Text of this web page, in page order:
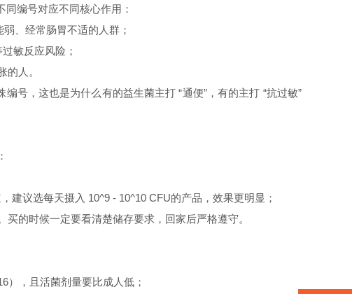
同编号对应不同核心作用：
、经常肠胃不适的人群；
敏反应风险；
人。
号，这也是为什么有的益生菌主打 “通便”，有的主打 “抗过敏”
建议选每天摄入 10^9 - 10^10 CFU的产品，效果更明显；
的时候一定要看清楚储存要求，回家后严格遵守。
），且活菌剂量要比成人低；